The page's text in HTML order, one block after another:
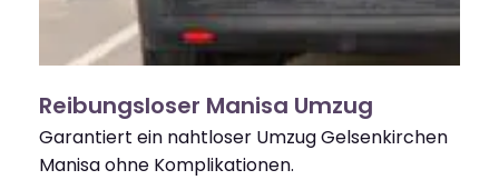
Reibungsloser Manisa Umzug
Garantiert ein nahtloser Umzug Gelsenkirchen
Manisa ohne Komplikationen.